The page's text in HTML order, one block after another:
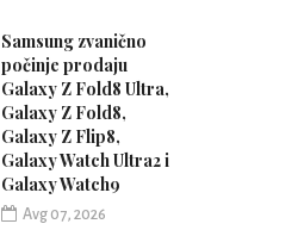
Samsung zvanično
počinje prodaju
Galaxy Z Fold8 Ultra,
Galaxy Z Fold8,
Galaxy Z Flip8,
Galaxy Watch Ultra2 i
Galaxy Watch9
Avg 07, 2026